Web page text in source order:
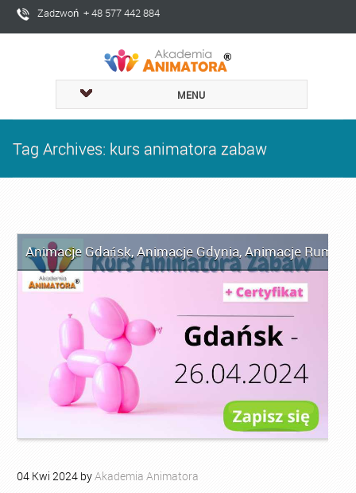
Zadzwoń + 48 577 442 884
MENU
Tag Archives: kurs animatora zabaw
Animacje Gdańsk,Animacje Gdynia,Animacje Rumia
04 Kwi 2024 byAkademia Animatora